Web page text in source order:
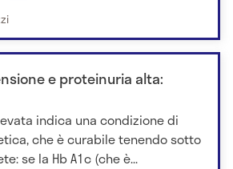
e proteinuria alta:
indica una condizione di
che è curabile tenendo sotto
se la Hb A1c (che è...